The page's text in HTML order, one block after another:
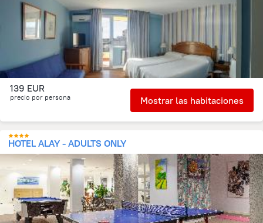
139 EUR
precio por persona Mostrar las habitaciones
HOTEL ALAY - ADULTS ONLY